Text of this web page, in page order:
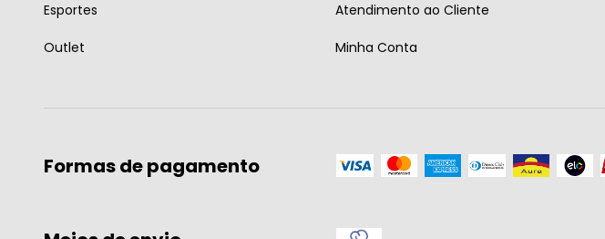
Esportes
Outlet
Atendimento ao Cliente
Minha Conta
Formas de pagamento